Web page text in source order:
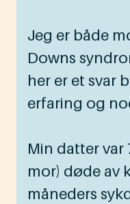
Jeg er både
Downs
her er et svar
erfaring og
Min datter var
mor) døde av
måneders